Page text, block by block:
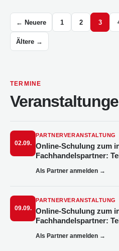
← Neuere 1 2 3
Ältere →
TERMINE
02.09.
PARTNERVERANSTALTUNG
Online-Schulung zum
Fachhandelspartner:
Als Partner anmelden →
09.09.
PARTNERVERANSTALTUNG
Online-Schulung zum
Fachhandelspartner:
Als Partner anmelden →